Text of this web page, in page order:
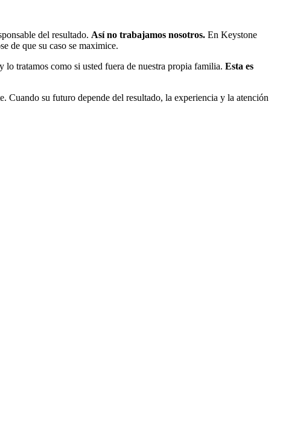
del resultado. Así no trabajamos nosotros. En Keystone
de que su caso se maximice.
lo tratamos como si usted fuera de nuestra propia familia. Esta es
Cuando su futuro depende del resultado, la experiencia y la atención